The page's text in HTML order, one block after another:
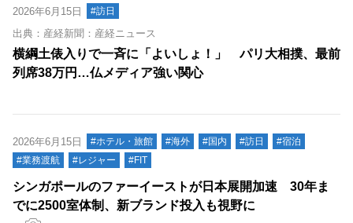
2026年6月15日 #訪日
出典：産経新聞：産経ニュース
横綱土俵入りで一斉に「よいしょ！」 パリ大相撲、最前
列席38万円…仏メディア強い関心
2026年6月15日 #ホテル・旅館 #海外 #国内 #訪日
#宿泊
#業務渡航
#レジャー #FIT
シンガポールのファーイーストが日本展開加速 30年ま
でに2500室体制、新ブランド投入も視野に